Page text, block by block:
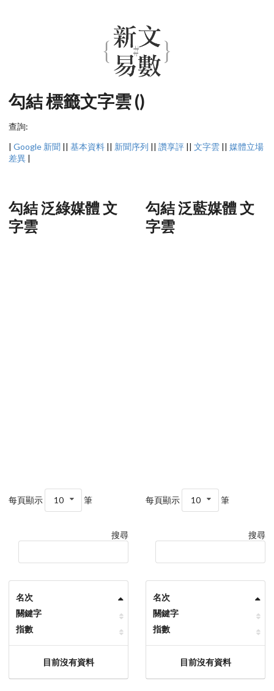
勾結 標籤文字雲 ()
查詢:
| Google 新聞 || 基本資料 || 新聞序列 || 讚享評 || 文字雲 || 媒體立場
差異 |
勾結 泛綠媒體 文
字雲
每頁顯示 10 筆
搜尋
名次
關鍵字
指數
目前沒有資料
勾結 泛藍媒體 文
字雲
每頁顯示 10 筆
搜尋
名次
關鍵字
指數
目前沒有資料